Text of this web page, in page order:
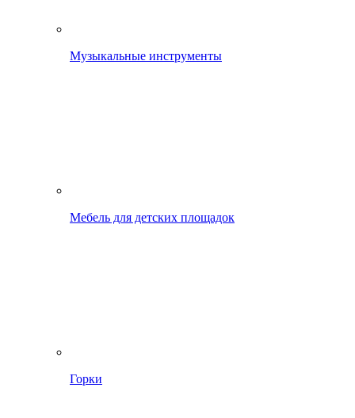
Музыкальные инструменты
Мебель для детских площадок
Горки